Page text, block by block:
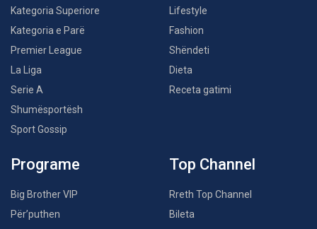
Kategoria Superiore
Kategoria e Parë
Premier League
La Liga
Serie A
Shumësportësh
Sport Gossip
Lifestyle
Fashion
Shëndeti
Dieta
Receta gatimi
Programe
Big Brother VIP
Për’puthen
Top Channel
Rreth Top Channel
Bileta